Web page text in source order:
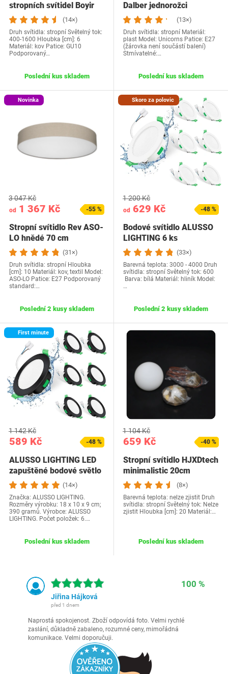
stropních svítidel Boyir
(14×)
Druh svítidla: stropní Světelný tok:
400-1600 Hloubka [cm]: 6
Materiál: kov Patice: GU10
Podporovaný…
Poslední kus skladem
Dalber jednorožci
(13×)
Druh svítidla: stropní Materiál:
plast Model: Unicorns Patice: E27
(žárovka není součástí balení)
Stmívatelné:…
Poslední kus skladem
Novinka
od 1 367 Kč
3 047 Kč
-55 %
Stropní svítidlo Rev ASO-
LO hnědé 70 cm
(31×)
Druh svítidla: stropní Hloubka
[cm]: 10 Materiál: kov, textil Model:
ASO-LO Patice: E27 Podporovaný
standard:…
Poslední 2 kusy skladem
Skoro za polovic
od 629 Kč
1 200 Kč
-48 %
Bodové svítidlo ALUSSO
LIGHTING 6 ks
(33×)
Barevná teplota: 3000 - 4000 Druh
svítidla: stropní Světelný tok: 600
Barva: bílá Materiál: hliník Model:
…
Poslední 2 kusy skladem
First minute
589 Kč
1 142 Kč
-48 %
ALUSSO LIGHTING LED
zapuštěné bodové světlo
(14×)
Značka: ALUSSO LIGHTING.
Rozměry výrobku: ‎18 x 10 x 9 cm;
390 gramů. Výrobce: ALUSSO
LIGHTING. Počet položek: ‎6.…
Poslední kus skladem
659 Kč
1 104 Kč
-40 %
Stropní svítidlo HJXDtech
minimalistic 20cm
(8×)
Barevná teplota: nelze zjistit Druh
svítidla: stropní Světelný tok: Nelze
zjistit Hloubka [cm]: 20 Materiál:…
Poslední kus skladem
100 %
Jiřina Hájková
před 1 dnem
Naprostá spokojenost. Zboží odpovídá foto. Velmi rychlé
zaslání, důkladně zabaleno, rozumné ceny, mimořádná
komunikace. Velmi doporučuji.